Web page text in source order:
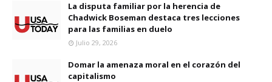
La disputa familiar por la herencia de
Chadwick Boseman destaca tres lecciones
para las familias en duelo
Julio 29, 2026
Domar la amenaza moral en el corazón del
capitalismo